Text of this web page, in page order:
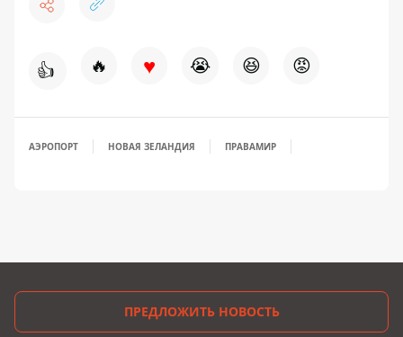
👍 🔥 ♥ 😭 😆 😡
АЭРОПОРТ НОВАЯ ЗЕЛАНДИЯ ПРАВАМИР
ПРЕДЛОЖИТЬ НОВОСТЬ